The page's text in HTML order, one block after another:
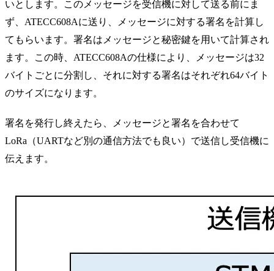
いとします。このメッセージを受信機に対して送る前にま
ず、ATECC608Aに送り、メッセージに対する署名を計算し
てもらいます。署名はメッセージと秘密鍵を用いて計算され
ます。この時、ATECC608Aの仕様により、メッセージは32
バイトごとに分割し、それに対する署名はそれぞれ64バイト
のサイズになります。
署名を発行し終えたら、メッセージと署名を合わせて
LoRa（UARTなど別の通信方法でも良い）で送信し受信機に
伝えます。